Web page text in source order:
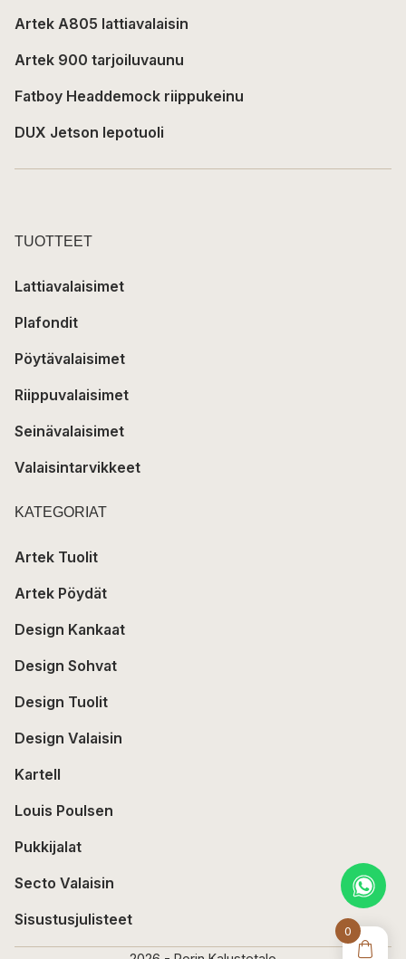
0
Artek A805 lattiavalaisin
Artek 900 tarjoiluvaunu
Fatboy Headdemock riippukeinu
DUX Jetson lepotuoli
TUOTTEET
Lattiavalaisimet
Plafondit
Pöytävalaisimet
Riippuvalaisimet
Seinävalaisimet
Valaisintarvikkeet
KATEGORIAT
Artek Tuolit
Artek Pöydät
Design Kankaat
Design Sohvat
Design Tuolit
Design Valaisin
Kartell
Louis Poulsen
Pukkijalat
Secto Valaisin
Sisustusjulisteet